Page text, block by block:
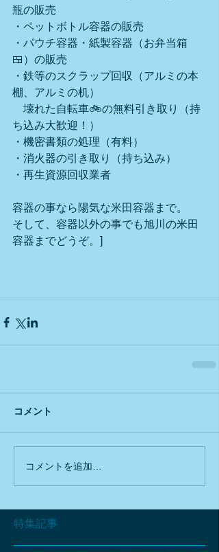
特集記事
瓶の販売
・ペットボトル容器の販売
・パウチ容器・紙製容器（お弁当箱
🍱）の販売
・鉄等のスクラップ回収（アルミの本
棚、アルミの机）
壊れた自転車🚲の無料引き取り（持
ち込み大歓迎！）
・機密書類の処理（有料）
・消火器の引き取り（持ち込み）
・再生資源回収業者
容器の事なら陽気な米田容器まで。
そして、容器以外の事でも旭川の米田
容器までどうぞ。]
コメント
コメントを追加…